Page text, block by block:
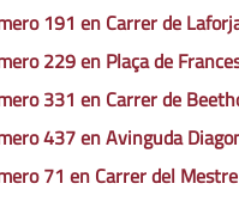
191 en Carrer de
229 en Plaça de
331 en Carrer de
437 en Avinguda
71 en Carrer del